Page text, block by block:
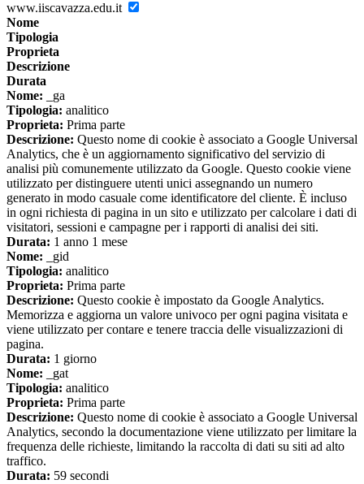
www.iiscavazza.edu.it
Nome
Tipologia
Proprieta
Descrizione
Durata
Nome: _ga
Tipologia: analitico
Proprieta: Prima parte
Descrizione: Questo nome di cookie è associato a Google Universal
Analytics, che è un aggiornamento significativo del servizio di
analisi più comunemente utilizzato da Google. Questo cookie viene
utilizzato per distinguere utenti unici assegnando un numero
generato in modo casuale come identificatore del cliente. È incluso
in ogni richiesta di pagina in un sito e utilizzato per calcolare i dati di
visitatori, sessioni e campagne per i rapporti di analisi dei siti.
Durata: 1 anno 1 mese
Nome: _gid
Tipologia: analitico
Proprieta: Prima parte
Descrizione: Questo cookie è impostato da Google Analytics.
Memorizza e aggiorna un valore univoco per ogni pagina visitata e
viene utilizzato per contare e tenere traccia delle visualizzazioni di
pagina.
Durata: 1 giorno
Nome: _gat
Tipologia: analitico
Proprieta: Prima parte
Descrizione: Questo nome di cookie è associato a Google Universal
Analytics, secondo la documentazione viene utilizzato per limitare la
frequenza delle richieste, limitando la raccolta di dati su siti ad alto
traffico.
Durata: 59 secondi